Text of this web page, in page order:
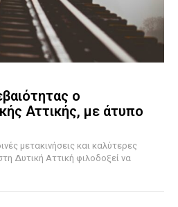
ο
Αττικής, με άτυπο
μετακινήσεις και καλύτερες
Δυτική Αττική φιλοδοξεί να